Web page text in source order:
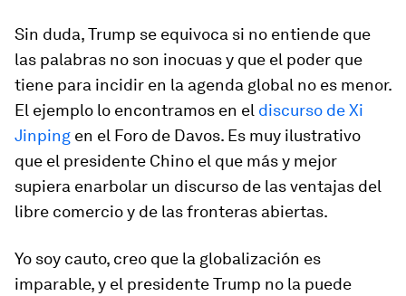
Sin duda, Trump se equivoca si no entiende que
las palabras no son inocuas y que el poder que
tiene para incidir en la agenda global no es menor.
El ejemplo lo encontramos en el discurso de Xi
Jinping en el Foro de Davos. Es muy ilustrativo
que el presidente Chino el que más y mejor
supiera enarbolar un discurso de las ventajas del
libre comercio y de las fronteras abiertas.
Yo soy cauto, creo que la globalización es
imparable, y el presidente Trump no la puede